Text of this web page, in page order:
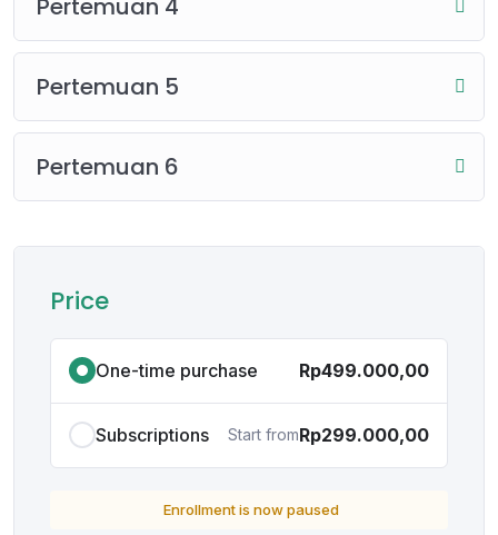
Kelas Berlangsung Pada Tanggal 7 Oktober – 11
Jangan biarkan kesempatan ini lewat begitu
saja!Daftar sekarangdan temukan strategi terbaik
untuk tembus jurnal bereputasi dengan SLR dengan
bantuan AI. 🚀
materi lifetime (selama website ini ada)
3. Subscriptions 6 bulan: kamu dapat akses rekaman
dan materi selama 6 bulan
*Promo berlaku hingga 30 September 2025
Pertemuan 5
Pertemuan 6
Price
One-time purchase Rp499.000,00
Subscriptions Start fromRp299.000,00
Enrollment is now paused